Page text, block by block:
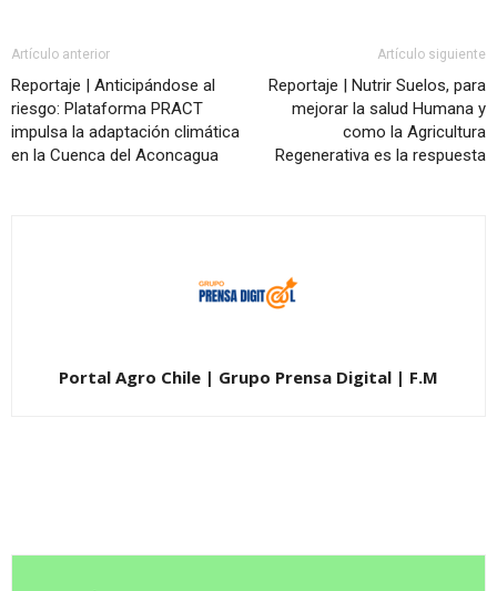
Artículo anterior
Reportaje | Anticipándose al
riesgo: Plataforma PRACT
impulsa la adaptación climática
en la Cuenca del Aconcagua
Artículo siguiente
Reportaje | Nutrir Suelos, para
mejorar la salud Humana y
como la Agricultura
Regenerativa es la respuesta
Portal Agro Chile | Grupo Prensa Digital | F.M